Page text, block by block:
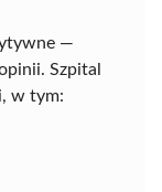
—
Szpital
w tym: